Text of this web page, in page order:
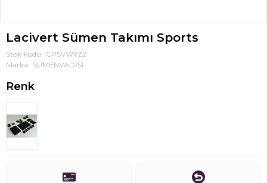
Lacivert Sümen Takımı Sports
Stok Kodu
CPSVWYZ2
Marka
SÜMENVADİSİ
Renk